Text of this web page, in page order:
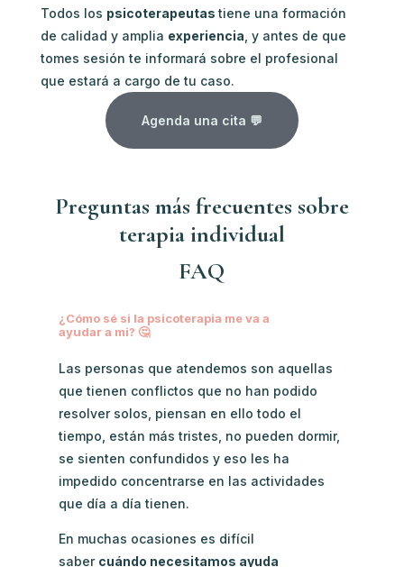
Todos los psicoterapeutastiene una formación
de calidad y amplia experiencia , y antes de que
tomes sesión te informará sobre el profesional
que estará a cargo de tu caso.
Agenda una cita 💬
Preguntas más frecuentes sobre
terapia individual
FAQ
¿Cómo sé si la psicoterapia me va a
ayudar a mi? 🤔
Las personas que atendemos son aquellas
que tienen conflictos que no han podido
resolver solos, piensan en ello todo el
tiempo, están más tristes, no pueden dormir,
se sienten confundidos y eso les ha
impedido concentrarse en las actividades
que día a día tienen.
En muchas ocasiones es difícil
saber cuándo necesitamos ayuda